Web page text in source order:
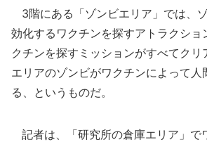
3階にある「ゾンビエリア」では、
効化するワクチンを探すアトラクショ
クチンを探すミッションがすべてク
エリアのゾンビがワクチンによって人
る、というものだ。
記者は、「研究所の倉庫エリア」で